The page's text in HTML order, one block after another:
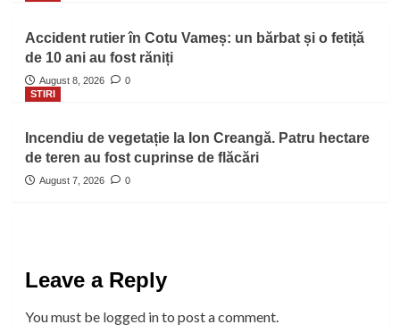
Accident rutier în Cotu Vameș: un bărbat și o fetiță
de 10 ani au fost răniți
August 8, 2026
0
STIRI
Incendiu de vegetație la Ion Creangă. Patru hectare
de teren au fost cuprinse de flăcări
August 7, 2026 0
Leave a Reply
You must be logged into post a comment.